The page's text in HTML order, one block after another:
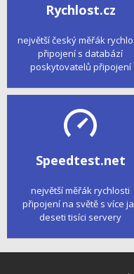
Rychlost.cz
největší český měřák
připojení s databází
poskytovatelů připojení
Speedtest.net
největší měřák rychlosti
připojení na světě s více
deseti tisíci servery